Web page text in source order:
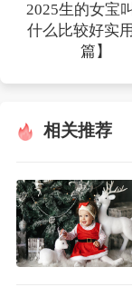
2025生的女宝
什么比较好实
篇】
相关推荐